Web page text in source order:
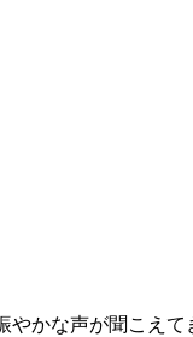
かな声が聞こえて